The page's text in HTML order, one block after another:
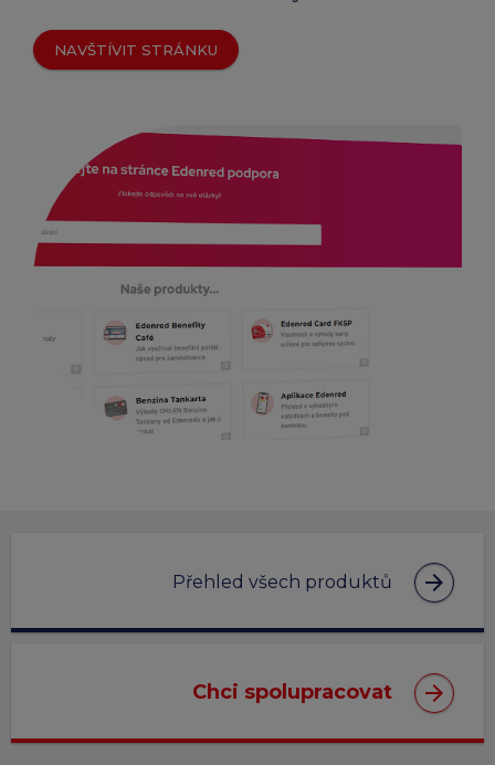
NAVŠTÍVIT STRÁNKU
Přehled všech produktů arrow_forward
Chci spolupracovat arrow_forward